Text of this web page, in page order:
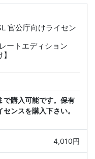
官公庁向けライセン
ートエディション
で購入可能です。保有
ンスを購入下さい。
4,010円